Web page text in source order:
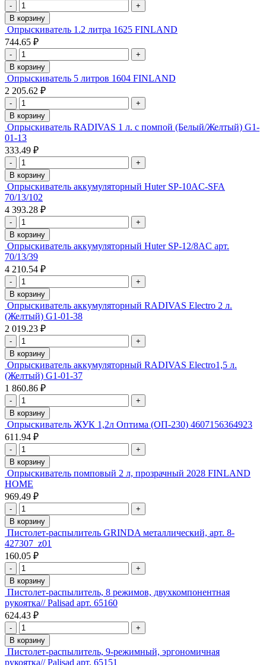
-
+
В корзину
Опрыскиватель 1.2 литра 1625 FINLAND
744.65 ₽
-
+
В корзину
Опрыскиватель 5 литров 1604 FINLAND
2 205.62 ₽
-
+
В корзину
Опрыскиватель RADIVAS 1 л. с помпой (Белый/Желтый) G1-
01-13
333.49 ₽
-
+
В корзину
Опрыскиватель аккумуляторный Huter SP-10AC-SFA
70/13/102
4 393.28 ₽
-
+
В корзину
Опрыскиватель аккумуляторный Huter SP-12/8AC арт.
70/13/39
4 210.54 ₽
-
+
В корзину
Опрыскиватель аккумуляторный RADIVAS Electro 2 л.
(Желтый) G1-01-38
2 019.23 ₽
-
+
В корзину
Опрыскиватель аккумуляторный RADIVAS Electro1,5 л.
(Желтый) G1-01-37
1 860.86 ₽
-
+
В корзину
Опрыскиватель ЖУК 1,2л Оптима (ОП-230) 4607156364923
611.94 ₽
-
+
В корзину
Опрыскиватель помповый 2 л, прозрачный 2028 FINLAND
HOME
969.49 ₽
-
+
В корзину
Пистолет-распылитель GRINDA металлический, арт. 8-
427307_z01
160.05 ₽
-
+
В корзину
Пистолет-распылитель, 8 режимов, двухкомпонентная
рукоятка// Palisad арт. 65160
624.43 ₽
-
+
В корзину
Пистолет-распылитель, 9-режимный, эргономичная
рукоятка// Palisad арт. 65151